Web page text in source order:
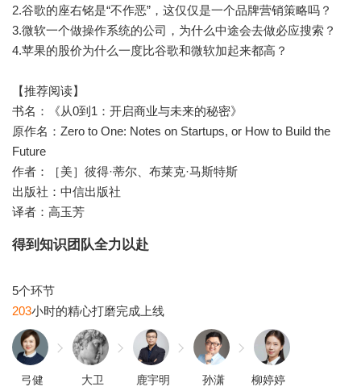
2.谷歌的座右铭是“不作恶”，这仅仅是一个品牌营销策略吗？
3.微软一个做操作系统的公司，为什么中途会去做必应搜索？
4.苹果的股价为什么一度比谷歌和微软加起来都高？
【推荐阅读】
书名：《从0到1：开启商业与未来的秘密》
原作名：Zero to One: Notes on Startups, or How to Build the
Future
作者：［美］彼得·蒂尔、布莱克·马斯特斯
出版社：中信出版社
译者：高玉芳
得到知识团队全力以赴
203
弓健 大卫 鹿宇明 孙潇 柳婷婷